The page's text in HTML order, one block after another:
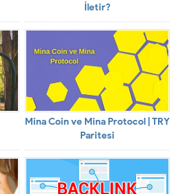
İletir?
Mina Coin ve Mina Protocol | TRY
Paritesi